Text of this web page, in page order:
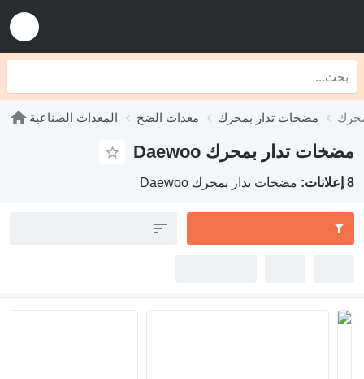
المعدات الصناعية معدات الضخ مضخات تدار بمحرك
مضخات تدار بمحرك Daewoo
8 إعلانات: مضخات تدار بمحرك Daewoo